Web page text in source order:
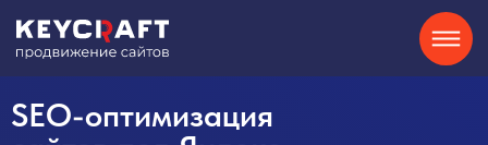
Сайты на Tilda
GEO
Telegram
SEO-оптимизация